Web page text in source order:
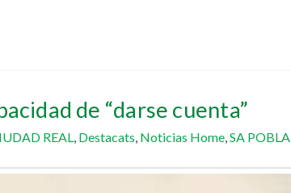
de “darse cuenta”
REAL, Destacats, Noticias Home,SA POBLA